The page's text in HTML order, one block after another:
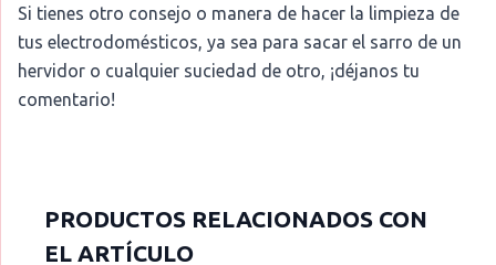
Si tienes otro consejo o manera de hacer la limpieza de
tus electrodomésticos, ya sea para sacar el sarro de un
hervidor o cualquier suciedad de otro, ¡déjanos tu
comentario!
PRODUCTOS RELACIONADOS CON
EL ARTÍCULO